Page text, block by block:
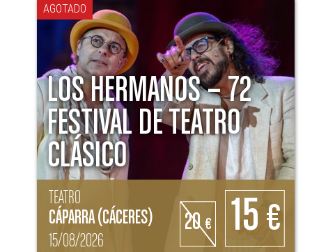
AGOTADO
LOS HERMANOS – 72
FESTIVAL DE TEATRO
CLÁSICO
TEATRO
CÁPARRA (CÁCERES)
15/08/2026
20€ 15 €